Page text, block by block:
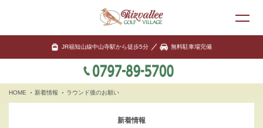
JR福知山線中山寺駅から徒歩5分 無料駐車場完備
HOME 新着情報 ラウンド後のお願い
新着情報